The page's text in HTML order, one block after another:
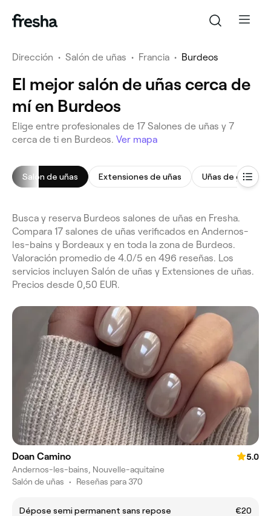
Dirección • Salón de uñas • Francia • Burdeos
El mejor salón de uñas cerca de
mí en Burdeos
Elige entre profesionales de 17 Salones de uñas y 7
cerca de ti en Burdeos. Ver mapa
Salón de uñas Extensiones de uñas Uñas de gel
Busca y reserva Burdeos salones de uñas en Fresha.
Compara 17 salones de uñas verificados en Andernos-
les-bains y Bordeaux y en toda la zona de Burdeos.
Valoración promedio de 4.0/5 en 496 reseñas. Los
servicios incluyen Salón de uñas y Extensiones de uñas.
Precios desde 0,50 EUR.
Doan Camino
5.0
Andernos-les-bains, Nouvelle-aquitaine
Salón de uñas • Reseñas para 370
Dépose semi permanent sans repose
€20